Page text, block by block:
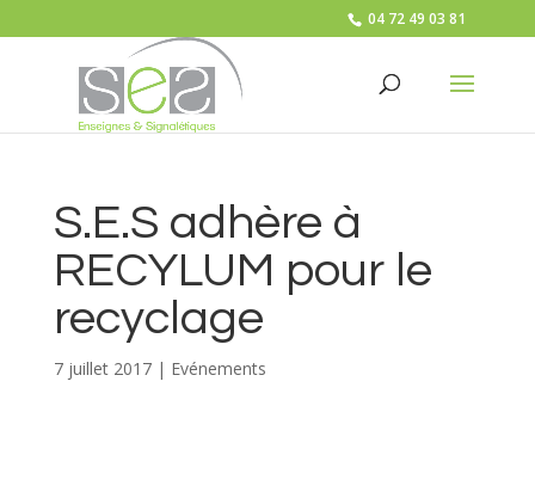
04 72 49 03 81
S.E.S adhère à
RECYLUM pour le
recyclage
7 juillet 2017| Evénements